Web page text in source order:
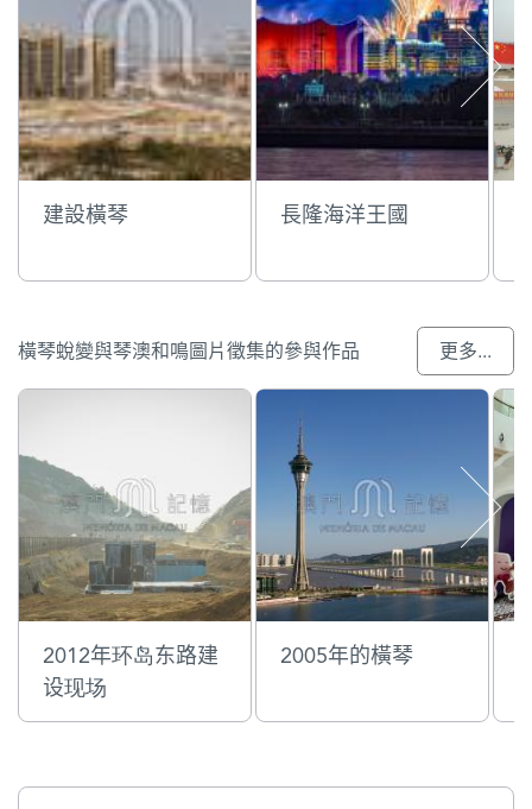
建設橫琴 長隆海洋王國
橫琴蛻變與琴澳和鳴圖片徵集的參與作品 更多...
2012年环岛东路建
设现场
2005年的橫琴